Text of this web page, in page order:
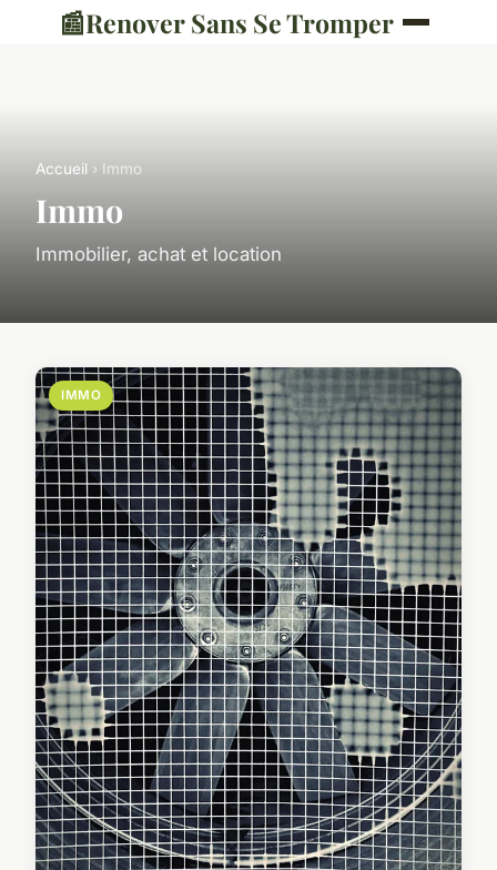
📰Renover Sans Se Tromper
Accueil › Immo
Immo
Immobilier, achat et location
IMMO